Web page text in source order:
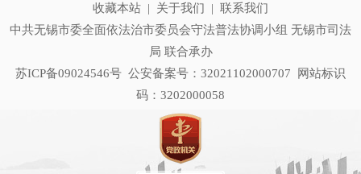
收藏本站 | 关于我们 | 联系我们
中共无锡市委全面依法治市委员会守法普法协调小组 无锡市司法
局 联合承办
苏ICP备09024546号 公安备案号：32021102000707 网站标识
码：3202000058